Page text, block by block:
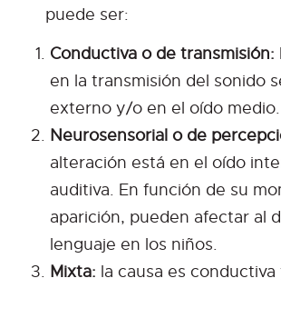
puede ser:
Conductiva o de transmisión:
en la transmisión del sonido
externo y/o en el oído medio.
Neurosensorial o de
alteración está en el oído
auditiva. En función de su
aparición, pueden afectar al
lenguaje en los niños.
Mixta: la causa es conductiva